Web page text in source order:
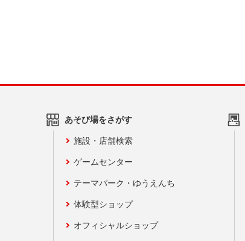
あそび場をさがす
施設・店舗検索
ゲームセンター
テーマパーク・ゆうえんち
体験型ショップ
オフィシャルショップ